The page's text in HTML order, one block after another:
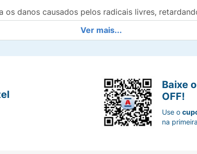
os danos causados pelos radicais livres,
mais renomados do Brasil, garantindo
médica ou nutricional. Geralmente, o kit é
o aporte necessário de nutrientes.
Ver mais...
Baixe
OFF!
Use o
na